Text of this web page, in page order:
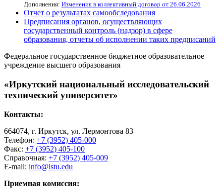
Дополнения: Изменения в коллективный договор от 26.06.2026
Отчет о результатах самообследования
Предписания органов, осуществляющих
государственный контроль (надзор) в сфере
образования, отчеты об исполнении таких предписаний
Федеральное государственное бюджетное образовательное
учреждение высшего образования
«Иркутский национальный исследовательский
технический университет»
Контакты:
664074, г. Иркутск, ул. Лермонтова 83
Телефон: +7 (3952) 405-000
Факс: +7 (3952) 405-100
Справочная: +7 (3952) 405-009
E-mail: info@istu.edu
Приемная комиссия: